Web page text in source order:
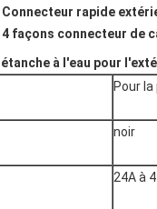
Connecteur rapide
4 façons connecteur de
à l'eau pour
Pour
noir
24A à